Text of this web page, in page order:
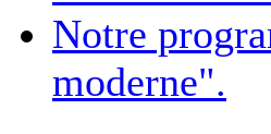
Notre
moderne".